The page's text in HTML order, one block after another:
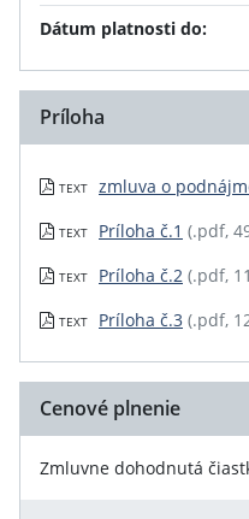
Dátum platnosti do:
Príloha
TEXT zmluva o
TEXT Príloha č.1 (.pdf,
TEXT Príloha č.2 (.pdf,
TEXT Príloha č.3 (.pdf,
Cenové plnenie
Zmluvne dohodnutá